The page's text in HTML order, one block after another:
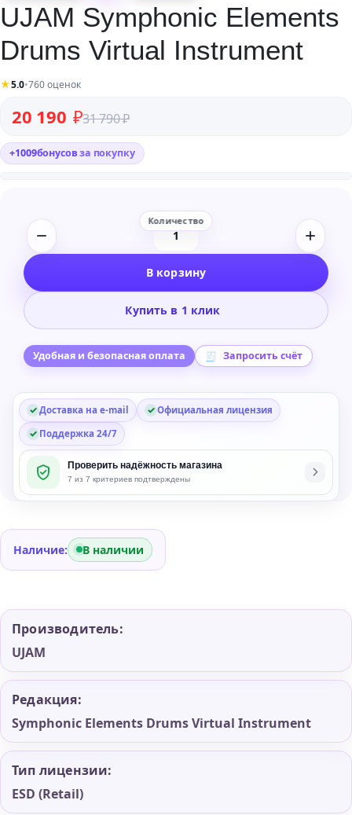
UJAM Symphonic Elements
Drums Virtual Instrument
★5.0•760 оценок
31 790₽
Первоначальная цена составляла 31 790 ₽.
20 190 ₽
Текущая цена: 20 190 ₽.
+1009бонусовза покупку
Количество
UJAM
Elements
Virtual
В корзину
Купить в 1 клик
Удобная и безопасная оплата Запросить счёт
Доставка на e-mail
Официальная лицензия
Поддержка 24/7
Проверить надёжность магазина
7 из 7 критериев подтверждены
Наличие: В наличии
Производитель:
UJAM
Редакция:
Symphonic Elements Drums Virtual Instrument
Тип лицензии:
ESD (Retail)